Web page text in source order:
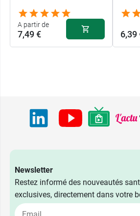
A partir de
7,49 € 6,39
Newsletter
Restez informé des nouveautés
exclusives, directement dans votre